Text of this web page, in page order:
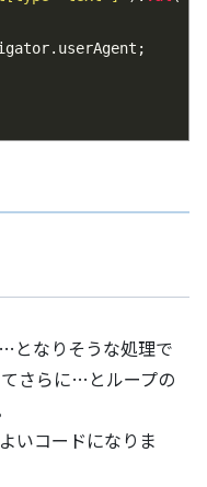
. userAgent ;
となりそうな処理で
さらに…とループの
いコードになりま